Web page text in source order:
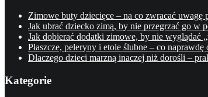
Zimowe buty dziecięce – na co zwracać uwagę
Jak ubrać dziecko zimą, by nie przegrzać go w
Jak dobierać dodatki zimowe, by nie wyglądać
Płaszcze, peleryny i etole ślubne – co naprawdę
Dlaczego dzieci marzną inaczej niż dorośli –
Kategorie